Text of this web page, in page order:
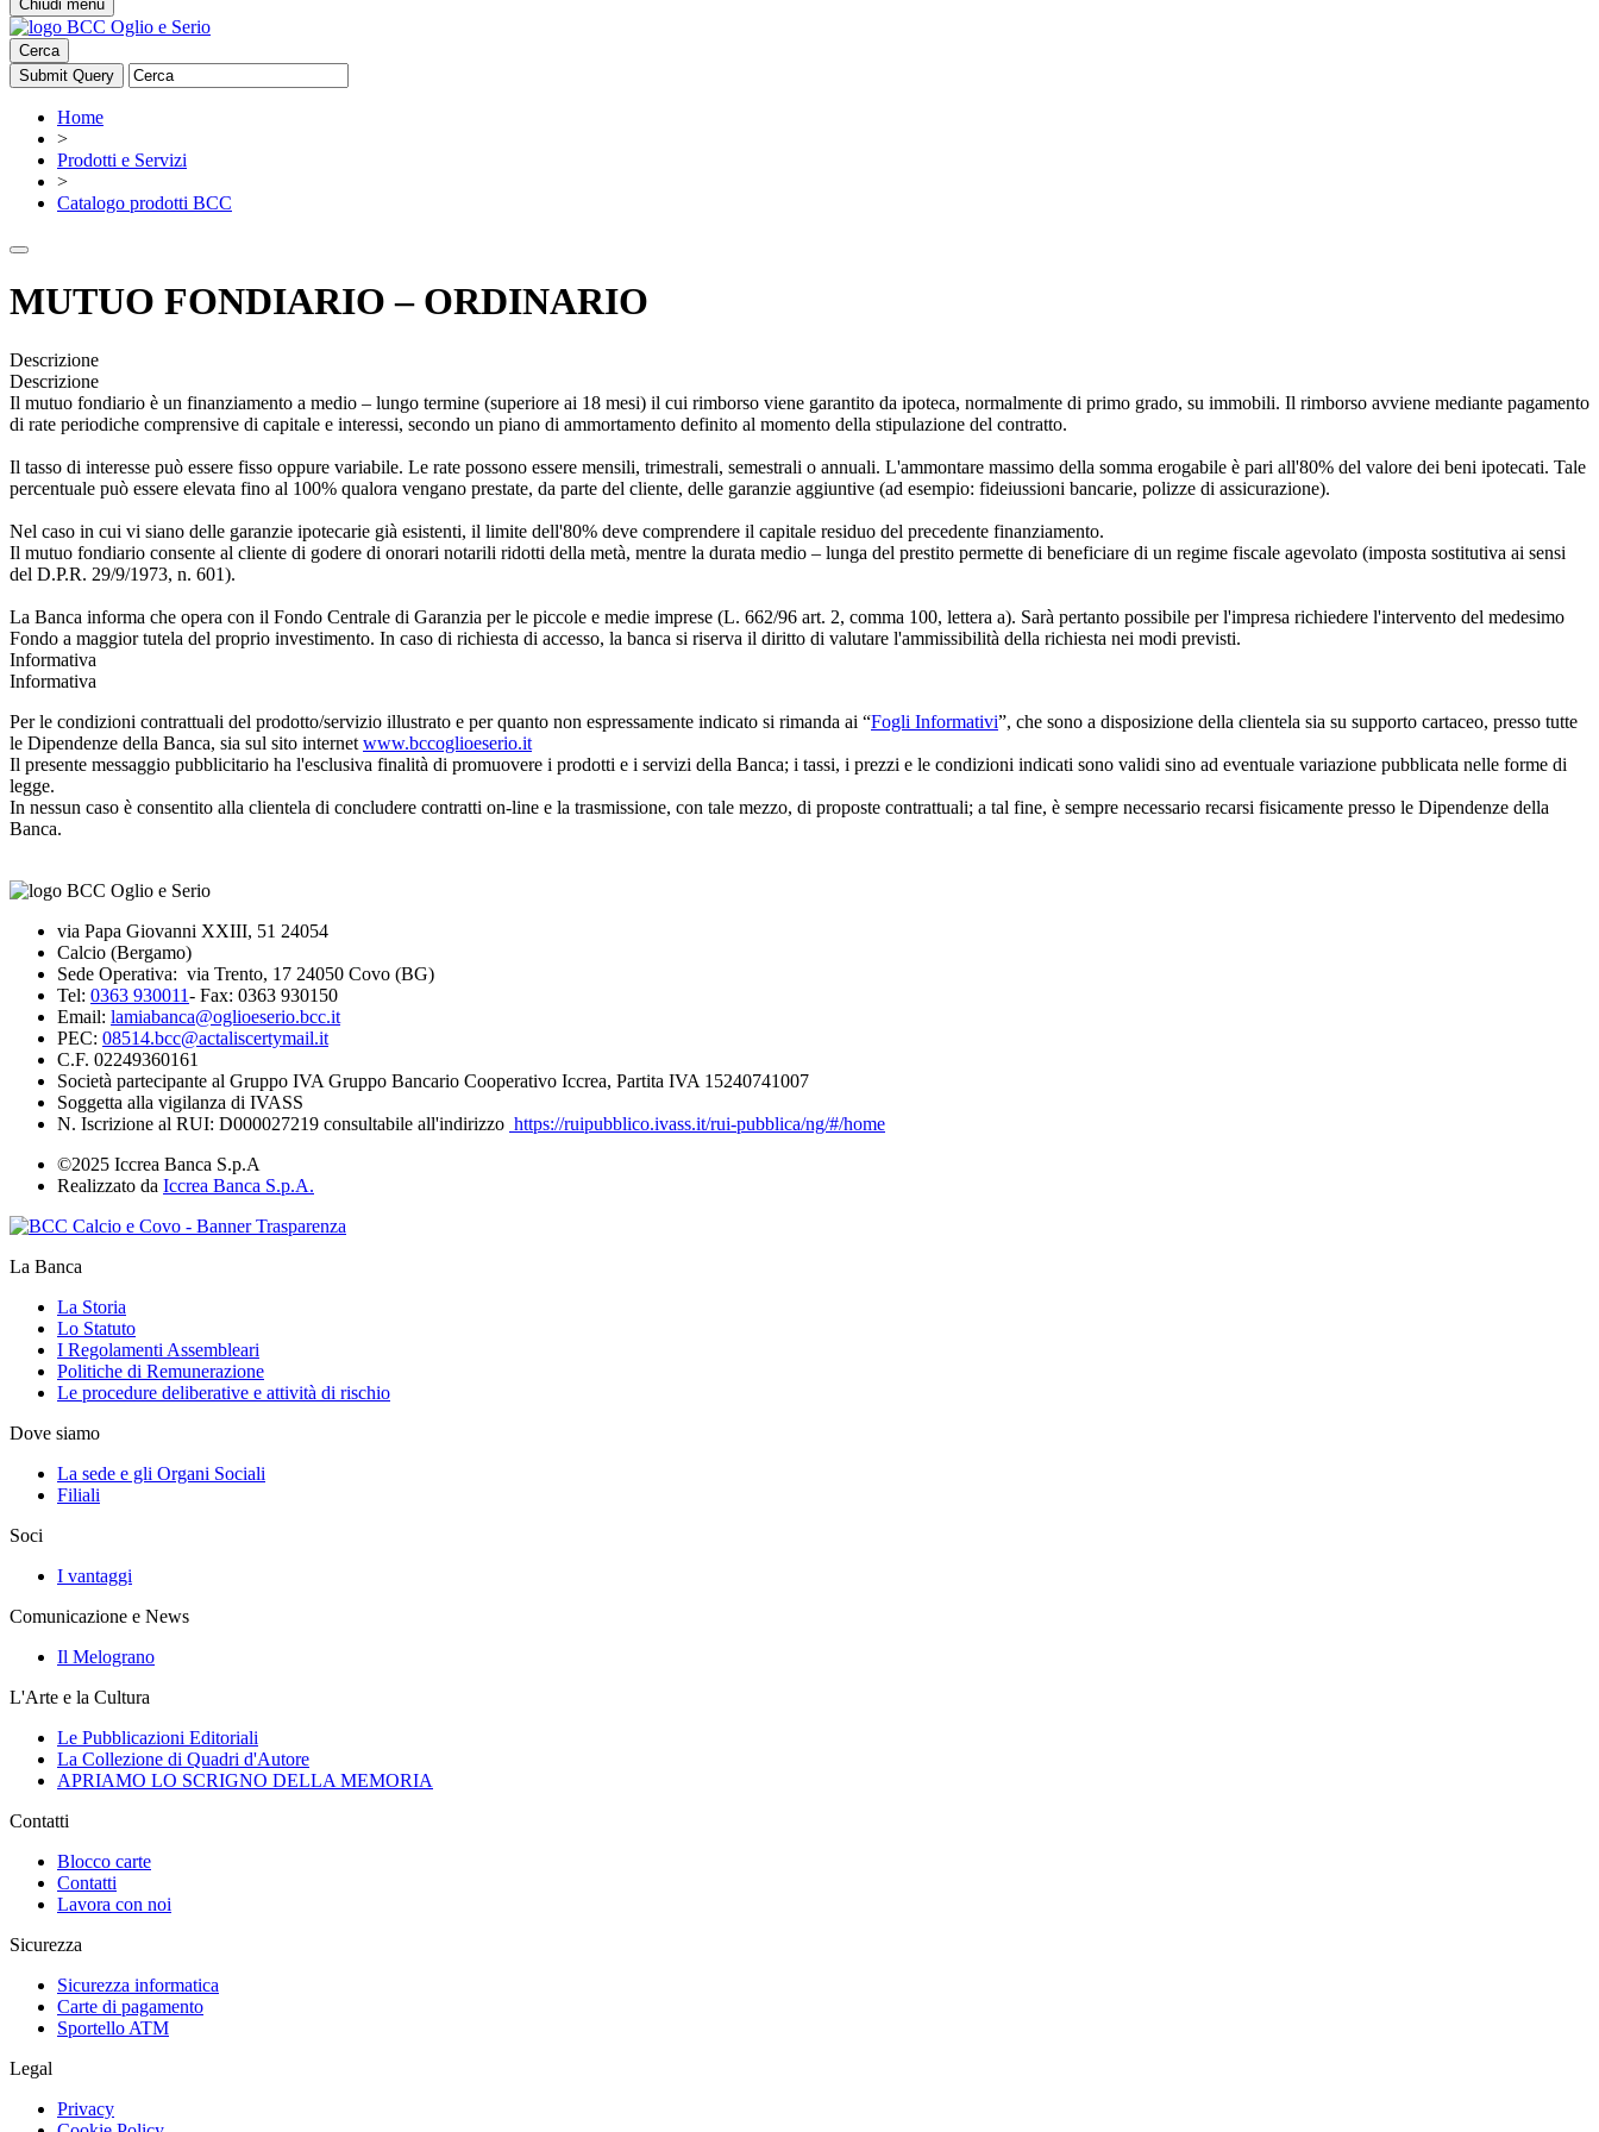
Chiudi menu
Cerca
Home
>
Prodotti e Servizi
>
Catalogo prodotti BCC
MUTUO FONDIARIO – ORDINARIO
Descrizione
Descrizione
Il mutuo fondiario è un finanziamento a medio – lungo termine (superiore ai 18 mesi) il cui rimborso viene garantito da ipoteca, normalmente di primo grado, su immobili. Il rimborso avviene mediante pagamento
di rate periodiche comprensive di capitale e interessi, secondo un piano di ammortamento definito al momento della stipulazione del contratto.
Il tasso di interesse può essere fisso oppure variabile. Le rate possono essere mensili, trimestrali, semestrali o annuali. L'ammontare massimo della somma erogabile è pari all'80% del valore dei beni ipotecati. Tale
percentuale può essere elevata fino al 100% qualora vengano prestate, da parte del cliente, delle garanzie aggiuntive (ad esempio: fideiussioni bancarie, polizze di assicurazione).
Nel caso in cui vi siano delle garanzie ipotecarie già esistenti, il limite dell'80% deve comprendere il capitale residuo del precedente finanziamento.
Il mutuo fondiario consente al cliente di godere di onorari notarili ridotti della metà, mentre la durata medio – lunga del prestito permette di beneficiare di un regime fiscale agevolato (imposta sostitutiva ai sensi
del D.P.R. 29/9/1973, n. 601).
La Banca informa che opera con il Fondo Centrale di Garanzia per le piccole e medie imprese (L. 662/96 art. 2, comma 100, lettera a). Sarà pertanto possibile per l'impresa richiedere l'intervento del medesimo
Fondo a maggior tutela del proprio investimento. In caso di richiesta di accesso, la banca si riserva il diritto di valutare l'ammissibilità della richiesta nei modi previsti.
Informativa
Informativa
Per le condizioni contrattuali del prodotto/servizio illustrato e per quanto non espressamente indicato si rimanda ai “Fogli Informativi”, che sono a disposizione della clientela sia su supporto cartaceo, presso tutte
le Dipendenze della Banca, sia sul sito internet www.bccoglioeserio.it
Il presente messaggio pubblicitario ha l'esclusiva finalità di promuovere i prodotti e i servizi della Banca; i tassi, i prezzi e le condizioni indicati sono validi sino ad eventuale variazione pubblicata nelle forme di
legge.
In nessun caso è consentito alla clientela di concludere contratti on-line e la trasmissione, con tale mezzo, di proposte contrattuali; a tal fine, è sempre necessario recarsi fisicamente presso le Dipendenze della
Banca.
via Papa Giovanni XXIII, 51 24054
Calcio (Bergamo)
Sede Operativa: via Trento, 17 24050 Covo (BG)
Tel: 0363 930011- Fax: 0363 930150
Email: lamiabanca@oglioeserio.bcc.it
PEC: 08514.bcc@actaliscertymail.it
C.F. 02249360161
Società partecipante al Gruppo IVA Gruppo Bancario Cooperativo Iccrea, Partita IVA 15240741007
Soggetta alla vigilanza di IVASS
N. Iscrizione al RUI: D000027219 consultabile all'indirizzo https://ruipubblico.ivass.it/rui-pubblica/ng/#/home
©2025 Iccrea Banca S.p.A
Realizzato da Iccrea Banca S.p.A.
La Banca
La Storia
Lo Statuto
I Regolamenti Assembleari
Politiche di Remunerazione
Le procedure deliberative e attività di rischio
Dove siamo
La sede e gli Organi Sociali
Filiali
Soci
I vantaggi
Comunicazione e News
Il Melograno
L'Arte e la Cultura
Le Pubblicazioni Editoriali
La Collezione di Quadri d'Autore
APRIAMO LO SCRIGNO DELLA MEMORIA
Contatti
Blocco carte
Contatti
Lavora con noi
Sicurezza
Sicurezza informatica
Carte di pagamento
Sportello ATM
Legal
Privacy